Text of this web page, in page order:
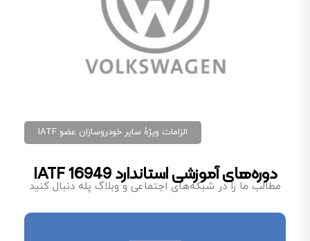
الزامات ویژهٔ سایر خودروسازان عضو IATF
دوره‌های آموزشی استاندارد IATF 16949
مطالب ما را در شبکه‌های اجتماعی و وبلاگ پله دنبال کنید